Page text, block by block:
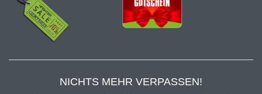
NICHTS MEHR VERPASSEN!